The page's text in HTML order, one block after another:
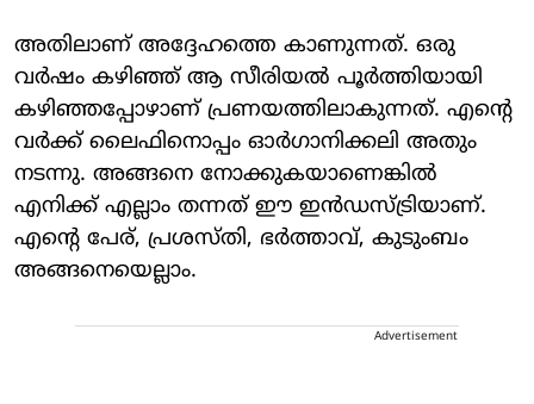
അതിലാണ് അദ്ദേഹത്തെ കാണുന്നത്. ഒരു
വർഷം കഴിഞ്ഞ് ആ സീരിയൽ പൂർത്തിയായി
കഴിഞ്ഞപ്പോഴാണ് പ്രണയത്തിലാകുന്നത്. എന്റെ
വർക്ക് ലൈഫിനൊപ്പം ഓർ​ഗാനിക്കലി അതും
നടന്നു. അങ്ങനെ നോക്കുകയാണെങ്കിൽ
എനിക്ക് എല്ലാം തന്നത് ഈ ഇൻഡസ്ട്രിയാണ്.
എന്റെ പേര്, പ്രശസ്തി, ഭർത്താവ്, കുടുംബം
അങ്ങനെയെല്ലാം.
Advertisement